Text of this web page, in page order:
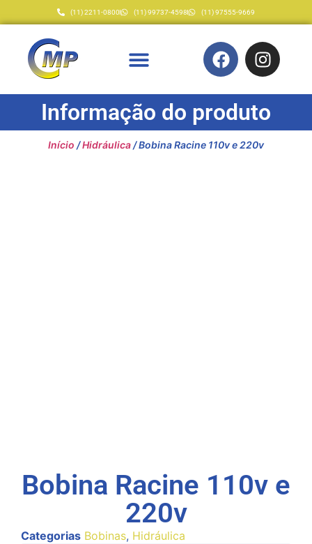
(11) 2211-0800 (11) 99737-4598 (11) 97555-9669
Informação do produto
Início /Hidráulica/ Bobina Racine 110v e 220v
Bobina Racine 110v e
220v
Categorias Bobinas, Hidráulica